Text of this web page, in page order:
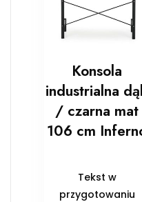
Konsola
industrialna
/ czarna mat
106 cm
Tekst w
przygotowaniu